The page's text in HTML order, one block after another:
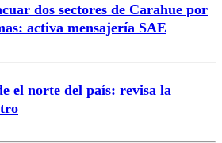
dos sectores de Carahue por
activa mensajería SAE
el norte del país: revisa la